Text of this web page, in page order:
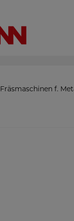
Fräsmaschinen f.